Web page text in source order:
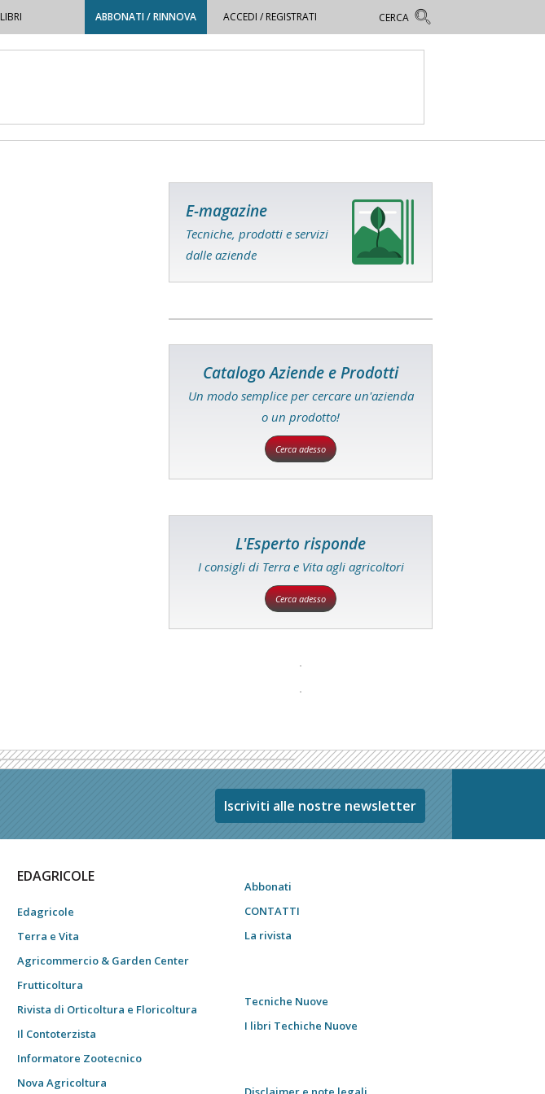
LIBRI ABBONATI / RINNOVA ACCEDI / REGISTRATI
E-magazine
Tecniche, prodotti e servizi
dalle aziende
Catalogo Aziende e Prodotti
Un modo semplice per cercare un'azienda
o un prodotto!
Cerca adesso
L'Esperto risponde
I consigli di Terra e Vita agli agricoltori
Cerca adesso
Iscriviti alle nostre newsletter
EDAGRICOLE
Edagricole
Terra e Vita
Agricommercio & Garden Center
Frutticoltura
Rivista di Orticoltura e Floricoltura
Il Contoterzista
Informatore Zootecnico
Nova Agricoltura
Abbonati
CONTATTI
La rivista
Tecniche Nuove
I libri Techiche Nuove